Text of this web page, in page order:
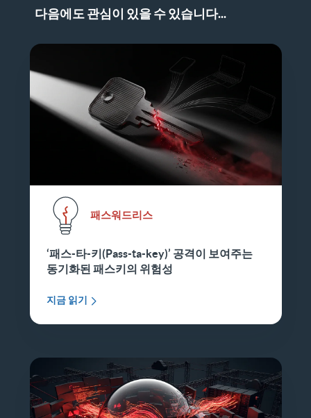
다음에도 관심이 있을 수 있습니다...
패스워드리스
‘패스-타-키(Pass-ta-key)’ 공격이 보여주는
동기화된 패스키의 위험성
지금 읽기